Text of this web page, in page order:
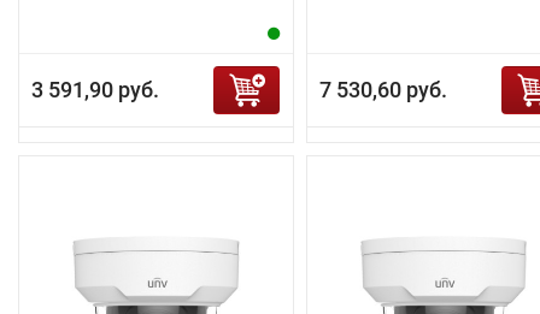
3 591,90 руб. 7 530,60 руб.